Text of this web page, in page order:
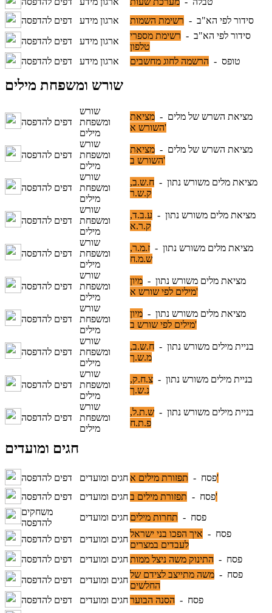
דפים להדפסה
ארגון מידע סידור לפי הא"ב - רשימת השמות
דפים להדפסה
ארגון מידע
סידור לפי הא"ב - רשימת מספרי
טלפון
דפים להדפסה
ארגון מידע טופס - הרשמה לחוג מחשבים
שורש ומשפחת מילים
דפים להדפסה
שורש
ומשפחת
מילים
מציאת השרש של מלים - מציאת
השורש א'
דפים להדפסה
שורש
ומשפחת
מילים
מציאת השרש של מלים - מציאת
השורש ב'
דפים להדפסה
שורש
ומשפחת
מילים
מציאת מלים משורש נתון - ח.ש.ב,
ק.ש.ר
דפים להדפסה
שורש
ומשפחת
מילים
מציאת מלים משורש נתון - ע.ב.ד,
ק.ר.א
דפים להדפסה
שורש
ומשפחת
מילים
מציאת מלים משורש נתון - ז.מ.ר,
ש.מ.ח
דפים להדפסה
שורש
ומשפחת
מילים
מציאת מלים משורש נתון - מיון
מילים לפי שורש א'
דפים להדפסה
שורש
ומשפחת
מילים
מציאת מלים משורש נתון - מיון
מילים לפי שורש ב'
דפים להדפסה
שורש
ומשפחת
מילים
בניית מילים משורש נתון - ח.ש.ב,
מ.ש.ך
דפים להדפסה
שורש
ומשפחת
מילים
בניית מילים משורש נתון - צ.ח.ק,
נ.ש.ך
דפים להדפסה
שורש
ומשפחת
מילים
בניית מילים משורש נתון - ש.ת.ל,
פ.ת.ח
חגים ומועדים
דפים להדפסה חגים ומועדים פסח -תפזורת מילים א'
דפים להדפסה
חגים ומועדים פסח -תפזורת מילים ב'
משחקים
להדפסה
חגים ומועדים פסח - תחרות מילים
דפים להדפסה חגים ומועדים
פסח - איך הפכו בני ישראל
לעבדים במצרים
דפים להדפסה
חגים ומועדים פסח - התינוק משה ניצל ממות
דפים להדפסה
חגים ומועדים
פסח - משה מתייצב לצידם של
החלשים
דפים להדפסה
חגים ומועדים פסח - הסנה הבוער